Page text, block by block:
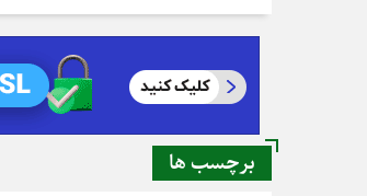
برچسب ها